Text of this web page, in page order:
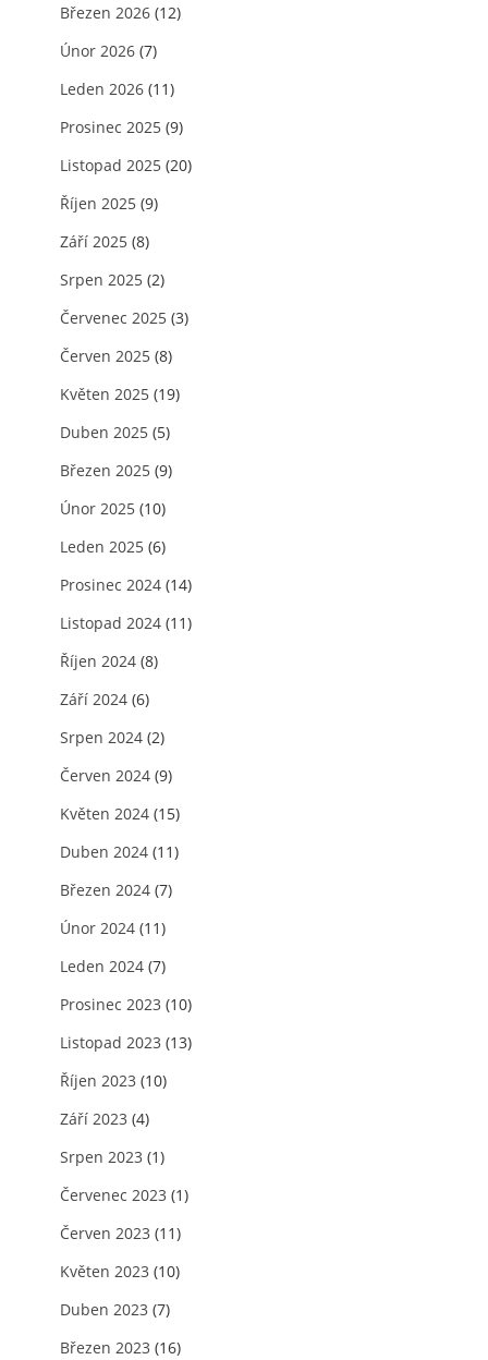
Březen 2026 (12)
Únor 2026 (7)
Leden 2026 (11)
Prosinec 2025 (9)
Listopad 2025 (20)
Říjen 2025 (9)
Září 2025 (8)
Srpen 2025 (2)
Červenec 2025 (3)
Červen 2025 (8)
Květen 2025 (19)
Duben 2025 (5)
Březen 2025 (9)
Únor 2025 (10)
Leden 2025 (6)
Prosinec 2024 (14)
Listopad 2024 (11)
Říjen 2024 (8)
Září 2024 (6)
Srpen 2024 (2)
Červen 2024 (9)
Květen 2024 (15)
Duben 2024 (11)
Březen 2024 (7)
Únor 2024 (11)
Leden 2024 (7)
Prosinec 2023 (10)
Listopad 2023 (13)
Říjen 2023 (10)
Září 2023 (4)
Srpen 2023 (1)
Červenec 2023 (1)
Červen 2023 (11)
Květen 2023 (10)
Duben 2023 (7)
Březen 2023 (16)